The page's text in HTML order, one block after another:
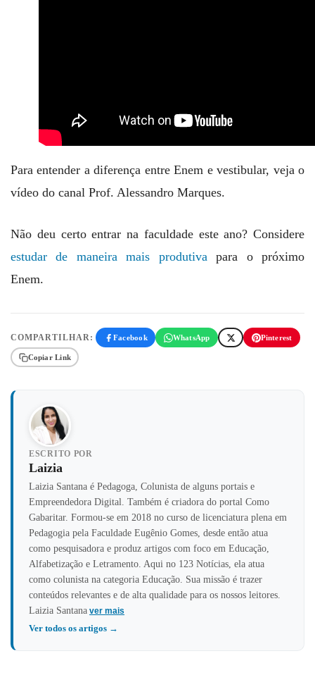
Para entender a diferença entre Enem e vestibular, veja o
vídeo do canal Prof. Alessandro Marques.
Não deu certo entrar na faculdade este ano? Considere
estudar de maneira mais produtivapara o próximo
Enem.
COMPARTILHAR: Facebook WhatsApp Pinterest
Copiar Link
ESCRITO POR
Laizia
Laizia Santana é Pedagoga, Colunista de alguns portais e
Empreendedora Digital. Também é criadora do portal Como
Gabaritar. Formou-se em 2018 no curso de licenciatura plena em
Pedagogia pela Faculdade Eugênio Gomes, desde então atua
como pesquisadora e produz artigos com foco em Educação,
Alfabetização e Letramento. Aqui no 123 Notícias, ela atua
como colunista na categoria Educação. Sua missão é trazer
conteúdos relevantes e de alta qualidade para os nossos leitores.
Laizia Santana ver mais
Ver todos os artigos →